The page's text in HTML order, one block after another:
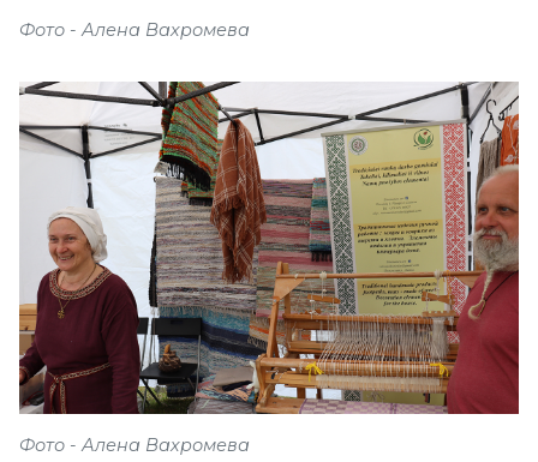
Фото - Алена Вахромева
Фото - Алена Вахромева